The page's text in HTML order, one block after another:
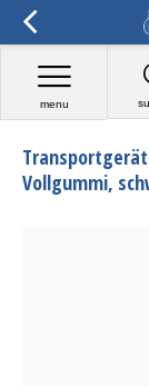
menu
Vollgummi,